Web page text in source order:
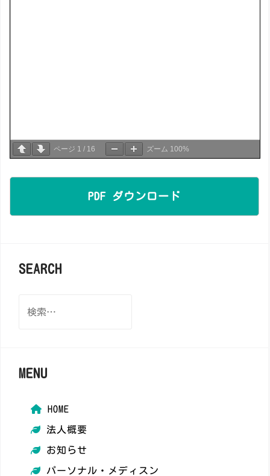
ページ 1 / 16 ズーム 100%
PDF ダウンロード
SEARCH
MENU
HOME
法人概要
お知らせ
パーソナル・メディスン